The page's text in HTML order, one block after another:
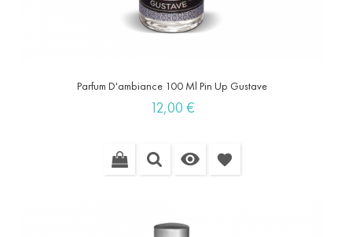
Parfum D'ambiance 100 Ml Pin Up Gustave
Prix
12,00 €
 favorite